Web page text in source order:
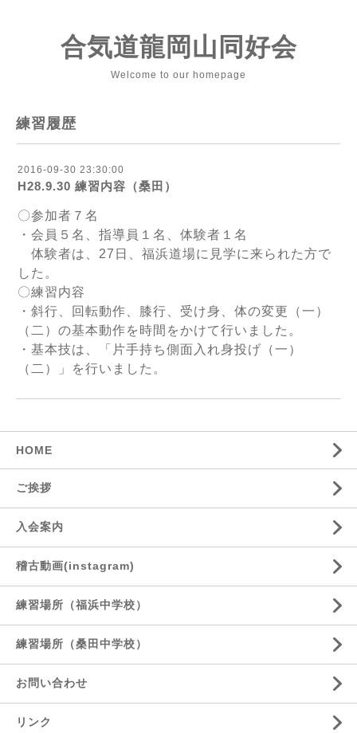
合気道龍岡山同好会
Welcome to our homepage
練習履歴
2016-09-30 23:30:00
H28.9.30 練習内容（桑田）
〇参加者７名
・会員５名、指導員１名、体験者１名
体験者は、27日、福浜道場に見学に来られた方で
した。
〇練習内容
・斜行、回転動作、膝行、受け身、体の変更（一）
（二）の基本動作を時間をかけて行いました。
・基本技は、「片手持ち側面入れ身投げ（一）
（二）」を行いました。
HOME
ご挨拶
入会案内
稽古動画(instagram)
練習場所（福浜中学校）
練習場所（桑田中学校）
お問い合わせ
リンク